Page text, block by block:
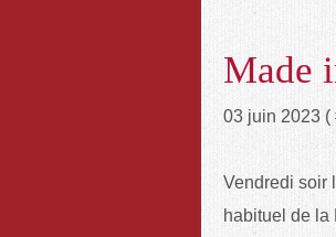
Made
03 juin 2023 (
Vendredi soir
habituel de la